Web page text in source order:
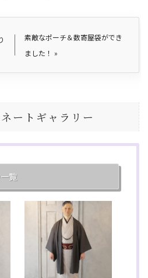
素敵なポーチ＆数寄屋袋ができ
ました！ »
ートギャラリー
覧